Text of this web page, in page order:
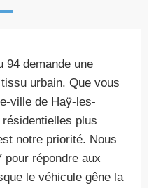
94 demande une
urbain. Que vous
ville de Haÿ-les-
plus
notre priorité. Nous
pour répondre aux
le véhicule gêne la